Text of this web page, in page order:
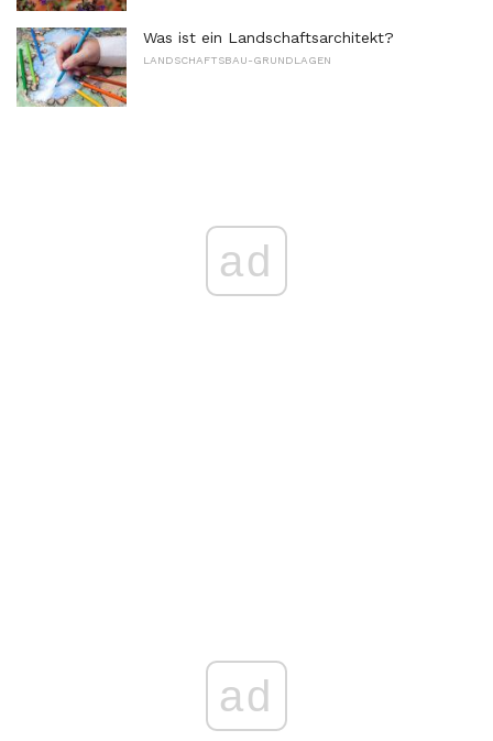
Was ist ein Landschaftsarchitekt?
LANDSCHAFTSBAU-GRUNDLAGEN
ad
ad